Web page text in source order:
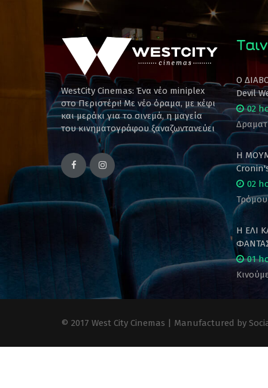
WestCity Cinemas: Ένα νέο miniplex
στο Περιστέρι! Mε νέο όραμα, με κέφι
και μεράκι για το σινεμά, η μαγεία
του κινηματογράφου ξαναζωντανεύει
Ο
Devil
02
Η
02
Τρόμου
Η ΕΛΙ
01
© 2017 West City Cinemas | Manufactured by